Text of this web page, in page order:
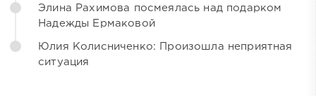
Элина Рахимова посмеялась над подарком
Надежды Ермаковой
Юлия Колисниченко: Произошла неприятная
ситуация